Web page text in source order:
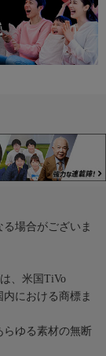
場合がございま
、米国TiVo
における商標ま
らゆる素材の無断